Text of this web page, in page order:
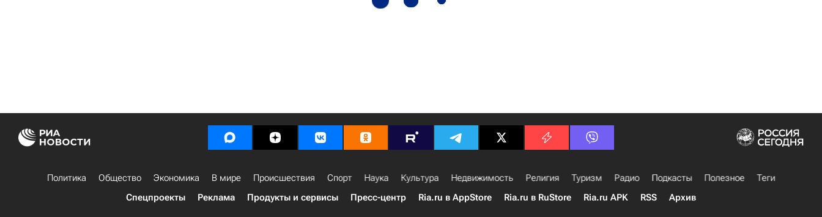
Политика Общество Экономика В мире Происшествия Спорт Наука Культура Недвижимость Религия Туризм Радио Подкасты Полезное
Теги
Спецпроекты
Реклама Продукты и сервисы Пресс-центр Ria.ru в AppStore Ria.ru в RuStore Ria.ru APK RSS Архив